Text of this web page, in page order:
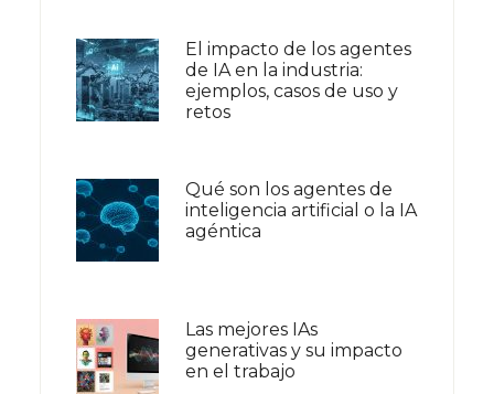
El impacto de los agentes
de IA en la industria:
ejemplos, casos de uso y
retos
Qué son los agentes de
inteligencia artificial o la IA
agéntica
Las mejores IAs
generativas y su impacto
en el trabajo